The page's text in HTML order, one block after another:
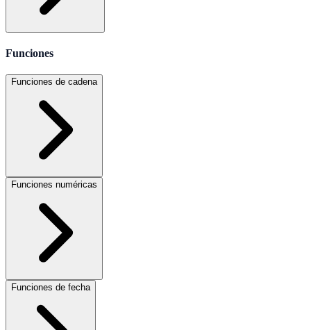
Funciones
Funciones de cadena
Funciones numéricas
Funciones de fecha